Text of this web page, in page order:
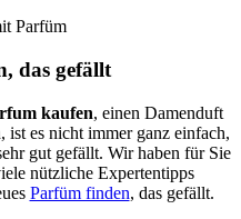
das gefällt
kaufen, einen Damenduft
ist es nicht immer ganz einfach,
gut gefällt. Wir haben für Sie
nützliche Expertentipps
Parfüm finden, das gefällt.